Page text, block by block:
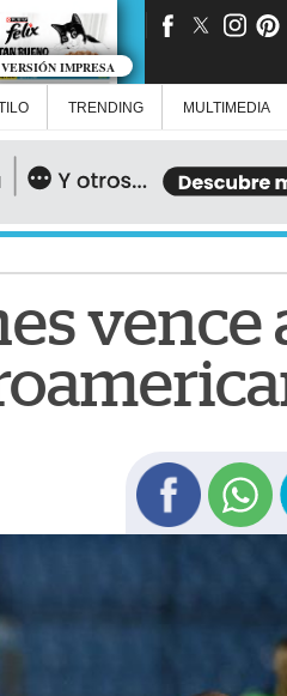
VERSIÓN IMPRESA
TRENDING MULTIMEDIA
vence